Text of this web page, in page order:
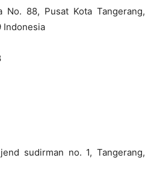
No. 88, Pusat Kota Tangerang,
Indonesia
sudirman no. 1, Tangerang,